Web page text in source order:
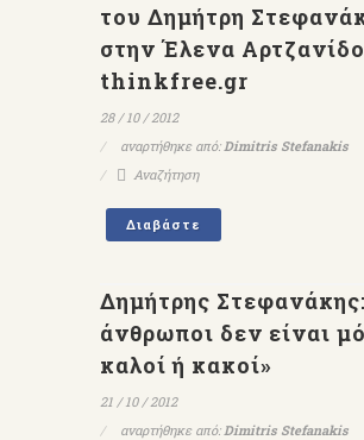
του Δημήτρη
στην Έλενα
thinkfree.gr
28 / 10 / 2012
αναρτήθηκε από:Dimitris Stefanakis
Αναζήτηση
Διαβάστε
Δημήτρης
άνθρωποι δεν είναι
καλοί ή κακοί»
21 / 10 / 2012
αναρτήθηκε από:Dimitris Stefanakis